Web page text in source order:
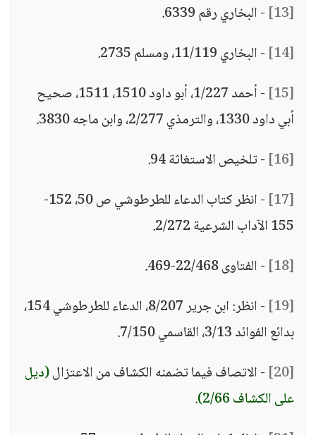
[13]
- البخاري رقم 6339.
[14]
- البخاري 11/119، ومسلم 2735.
[15]
- أحمد 1/227، أبو داود 1510، 1511، صحيح
أبي داود 1330، والترمذي 2/277، وابن ماجه 3830.
[16]
- تلخيص الاستغاثة 94.
[17]
- انظر كتاب الدعاء للطرطوشي ص 50، 152-
155 الآداب الشرعية 2/272.
[18]
- الفتاوى 22/468-469.
[19]
- انظر: ابن جرير 8/207، الدعاء للطرطوشي 154،
بدائع الفوائد 3/13، القاسمي 7/150.
[20]
- الاتصاف فيما تضمنه الكشاف من الاعتزال(ديل
على الكشاف 2/66)
.